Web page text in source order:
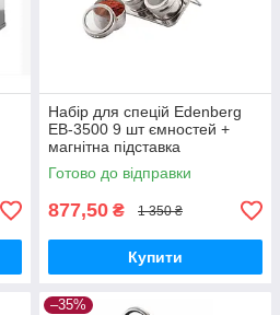
Набір для спецій Edenberg
EB-3500 9 шт ємностей +
магнітна підставка
Готово до відправки
877,50 ₴ 1 350 ₴
Купити
–35%